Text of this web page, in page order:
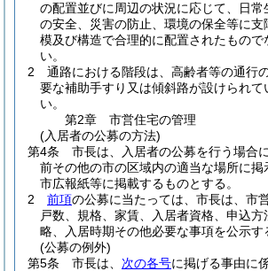
の配置並びに周辺の状況に応じて、日常
の安全、災害の防止、環境の保全等に支
模及び構造で合理的に配置されたもので
い。
2
通路における階段は、高齢者等の通行
要な補助手すり又は傾斜路が設けられて
い。
第2章
市営住宅の管理
(入居者の公募の方法)
第4条
市長は、入居者の公募を行う場合
前その他の市の区域内の適当な場所に掲
市広報紙等に掲載するものとする。
2
前項の公募に当たっては、市長は、市
戸数、規格、家賃、入居者資格、申込
略、入居時期その他必要な事項を公示す
(公募の例外)
第5条
市長は、 次の各号に掲げる事由に